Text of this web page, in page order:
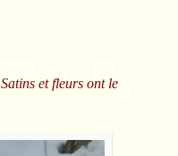
Satins et fleurs ont le